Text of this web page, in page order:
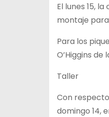
El lunes 15,
montaje
Para los
O’Higgins
Taller
Con
domingo 14,